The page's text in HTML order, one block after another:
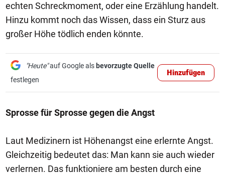
echten Schreckmoment, oder eine Erzählung handelt.
Hinzu kommt noch das Wissen, dass ein Sturz aus
großer Höhe tödlich enden könnte.
"Heute"auf Google als bevorzugte Quelle
festlegen
Hinzufügen
Sprosse für Sprosse gegen die Angst
Laut Medizinern ist Höhenangst eine erlernte Angst.
Gleichzeitig bedeutet das: Man kann sie auch wieder
verlernen. Das funktioniere am besten durch eine